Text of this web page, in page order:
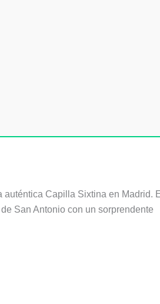
Capilla Sixtina en Madrid.
San Antonio con un sorprendente